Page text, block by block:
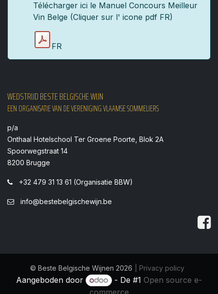
Télécharger ici le Manuel Concours Meilleur
Vin Belge (Cliquer sur l' icone pdf FR)
FR
WEDSTRIJD BESTE BELGISCHE WIJN
EEN ORGANISATIE VAN DE VERENIGING VLAAMSE SOMMELIERS
p/a
Onthaal Hotelschool Ter Groene Poorte, Blok 2A
Spoorwegstraat 14
8200 Brugge
+32 479 31 13 61 (Organisatie BBW)
info@bestebelgischewijn.be
© Beste Belgische Wijnen 2026 | Privacy policy
Aangeboden door - De #1 Open source e-
commerce